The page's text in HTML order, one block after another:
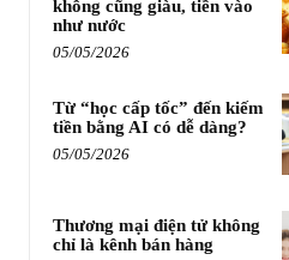
không cũng giàu, tiền vào
như nước
05/05/2026
Từ “học cấp tốc” đến kiếm
tiền bằng AI có dễ dàng?
05/05/2026
Thương mại điện tử không
chỉ là kênh bán hàng